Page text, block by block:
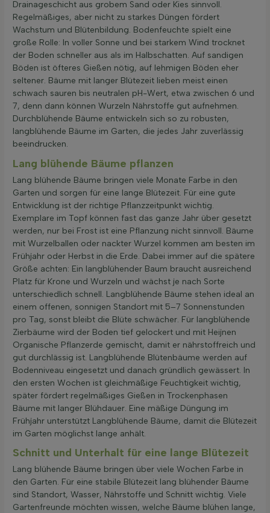
Drainageschicht aus grobem Sand oder Kies sinnvoll.
Regelmäßiges, aber nicht zu starkes Düngen fördert
Wachstum und Blütenbildung. Bodenfeuchte spielt eine
große Rolle: In voller Sonne und bei starkem Wind trocknet
der Boden schneller aus als im Halbschatten. Auf sandigen
Böden ist öfteres Gießen nötig, auf lehmigen Böden eher
seltener. Bäume mit langer Blütezeit lieben meist einen
schwach sauren bis neutralen pH-Wert, etwa zwischen 6 und
7, denn dann können Wurzeln Nährstoffe gut aufnehmen.
Durchblühende Bäume entwickeln sich so zu robusten,
langblühende Bäume im Garten, die jedes Jahr zuverlässig
beeindrucken.
Lang blühende Bäume pflanzen
Lang blühende Bäume bringen viele Monate Farbe in den
Garten und sorgen für eine lange Blütezeit. Für eine gute
Entwicklung ist der richtige Pflanzzeitpunkt wichtig.
Exemplare im Topf können fast das ganze Jahr über gesetzt
werden, nur bei Frost ist eine Pflanzung nicht sinnvoll. Bäume
mit Wurzelballen oder nackter Wurzel kommen am besten im
Frühjahr oder Herbst in die Erde. Dabei immer auf die spätere
Größe achten: Ein langblühender Baum braucht ausreichend
Platz für Krone und Wurzeln und wächst je nach Sorte
unterschiedlich schnell. Langblühende Bäume stehen ideal an
einem offenen, sonnigen Standort mit 5–7 Sonnenstunden
pro Tag, sonst bleibt die Blüte schwächer. Für langblühende
Zierbäume wird der Boden tief gelockert und mit Heijnen
Organische Pflanzerde gemischt, damit er nährstoffreich und
gut durchlässig ist. Langblühende Blütenbäume werden auf
Bodenniveau eingesetzt und danach gründlich gewässert. In
den ersten Wochen ist gleichmäßige Feuchtigkeit wichtig,
später fördert regelmäßiges Gießen in Trockenphasen
Bäume mit langer Blühdauer. Eine mäßige Düngung im
Frühjahr unterstützt Langblühende Bäume, damit die Blütezeit
im Garten möglichst lange anhält.
Schnitt und Unterhalt für eine lange Blütezeit
Lang blühende Bäume bringen über viele Wochen Farbe in
den Garten. Für eine stabile Blütezeit lang blühender Bäume
sind Standort, Wasser, Nährstoffe und Schnitt wichtig. Viele
Gartenfreunde möchten wissen, welche Bäume blühen lange,